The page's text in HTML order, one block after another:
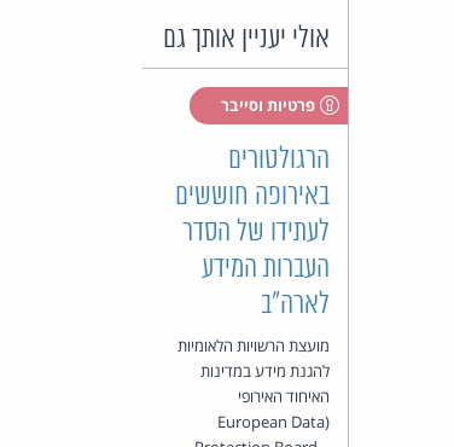
אולי יעניין אותך גם
פרטיות וסייבר
הרגולטורים
באירופה חוששים
לעתידו של הסדר
העברות המידע
לארה"ב
מועצת הרשויות הלאומיות
להגנת מידע במדינות
האיחוד האירופי
(European Data